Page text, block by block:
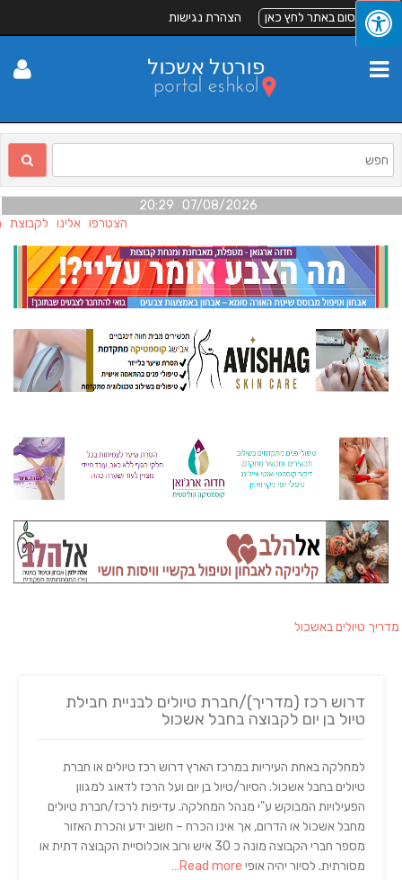
לפרסום באתר לחץ כאן הצהרת נגישות
07/08/2026 20:29
הצטרפו אלינו לקבוצת
מדריך טיולים באשכול
דרוש רכז (מדריך)/חברת טיולים לבניית חבילת
טיול בן יום לקבוצה בחבל אשכול
למחלקה באחת העיריות במרכז הארץ דרוש רכז טיולים או חברת
טיולים בחבל אשכול. הסיור/טיול בן יום ועל הרכז לדאוג למגוון
הפעילויות המבוקש ע"י מנהל המחלקה. עדיפות לרכז/חברת טיולים
מחבל אשכול או הדרום, אך אינו הכרח – חשוב ידע והכרת האזור
מספר חברי הקבוצה מונה כ 30 איש ורוב אוכלוסיית הקבוצה דתית או
מסורתית. לסיור יהיה אופי